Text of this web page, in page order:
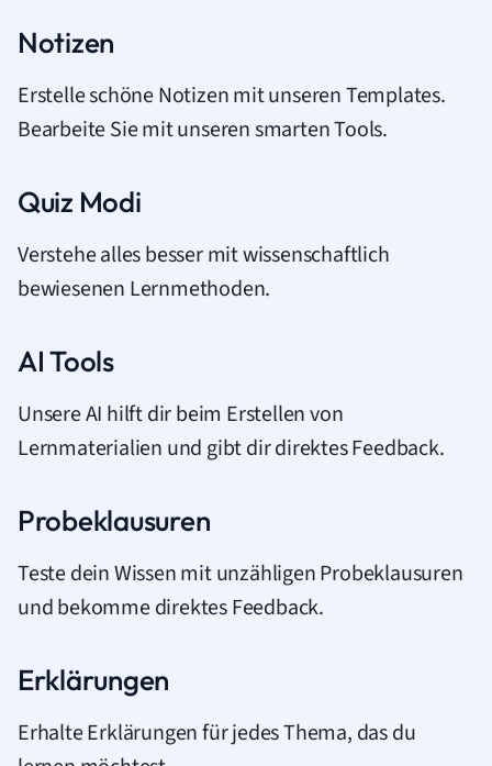
Notizen
Erstelle schöne Notizen mit unseren Templates.
Bearbeite Sie mit unseren smarten Tools.
Quiz Modi
Verstehe alles besser mit wissenschaftlich
bewiesenen Lernmethoden.
AI Tools
Unsere AI hilft dir beim Erstellen von
Lernmaterialien und gibt dir direktes Feedback.
Probeklausuren
Teste dein Wissen mit unzähligen Probeklausuren
und bekomme direktes Feedback.
Erklärungen
Erhalte Erklärungen für jedes Thema, das du